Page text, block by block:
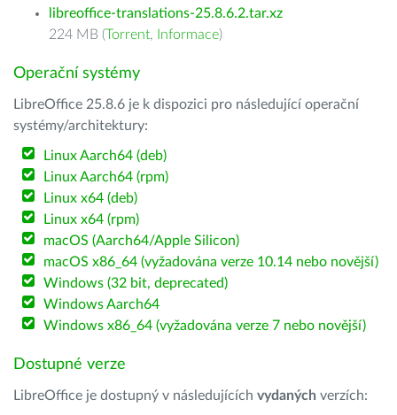
libreoffice-translations-25.8.6.2.tar.xz
224 MB (Torrent, Informace)
Operační systémy
LibreOffice 25.8.6 je k dispozici pro následující operační
systémy/architektury:
Linux Aarch64 (deb)
Linux Aarch64 (rpm)
Linux x64 (deb)
Linux x64 (rpm)
macOS (Aarch64/Apple Silicon)
macOS x86_64 (vyžadována verze 10.14 nebo novější)
Windows (32 bit, deprecated)
Windows Aarch64
Windows x86_64 (vyžadována verze 7 nebo novější)
Dostupné verze
LibreOffice je dostupný v následujících vydaných verzích: